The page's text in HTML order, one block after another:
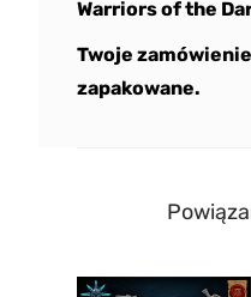
Warriors of the
Twoje
zapakowane.